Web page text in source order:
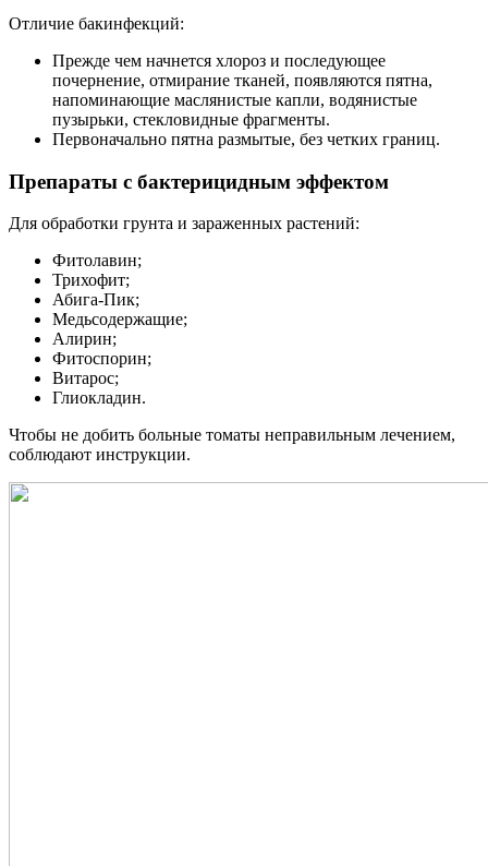
Отличие бакинфекций:
Прежде чем начнется хлороз и последующее
почернение, отмирание тканей, появляются пятна,
напоминающие маслянистые капли, водянистые
пузырьки, стекловидные фрагменты.
Первоначально пятна размытые, без четких границ.
Препараты с бактерицидным эффектом
Для обработки грунта и зараженных растений:
Фитолавин;
Трихофит;
Абига-Пик;
Медьсодержащие;
Алирин;
Фитоспорин;
Витарос;
Глиокладин.
Чтобы не добить больные томаты неправильным лечением,
соблюдают инструкции.